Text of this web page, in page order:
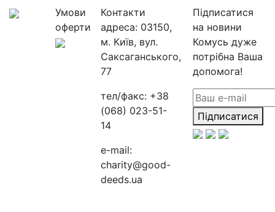
Умови
оферти
Контакти
адреса: 03150,
м. Київ, вул.
Саксаганського,
77
тел/факс: +38
(068) 023-51-
14
e-mail:
charity@good-
deeds.ua
Підписатися
на новини
Комусь дуже
потрібна Ваша
допомога!
Підписатися